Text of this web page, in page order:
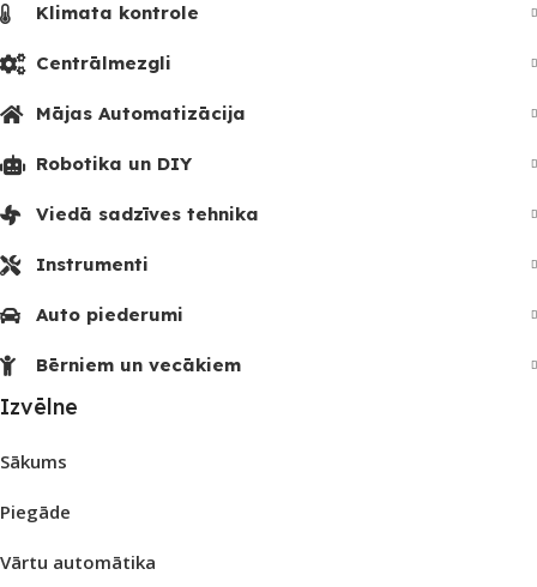
Klimata kontrole
Centrālmezgli
Mājas Automatizācija
Robotika un DIY
Viedā sadzīves tehnika
Instrumenti
Auto piederumi
Bērniem un vecākiem
Izvēlne
Sākums
Piegāde
Vārtu automātika